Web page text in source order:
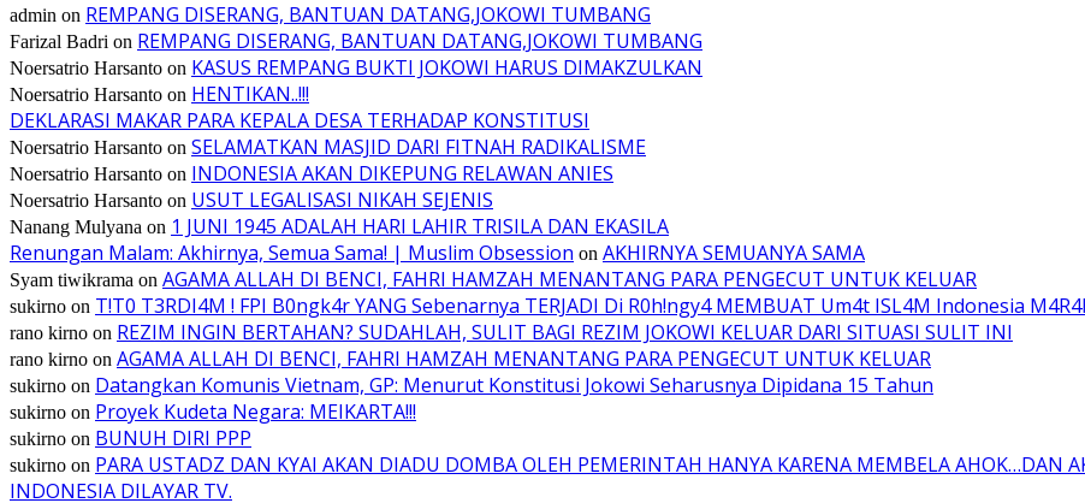
admin on REMPANG DISERANG, BANTUAN DATANG,JOKOWI TUMBANG
Farizal Badri on REMPANG DISERANG, BANTUAN DATANG,JOKOWI TUMBANG
Noersatrio Harsanto on KASUS REMPANG BUKTI JOKOWI HARUS DIMAKZULKAN
Noersatrio Harsanto on HENTIKAN..!!!
DEKLARASI MAKAR PARA KEPALA DESA TERHADAP KONSTITUSI
Noersatrio Harsanto on SELAMATKAN MASJID DARI FITNAH RADIKALISME
Noersatrio Harsanto on INDONESIA AKAN DIKEPUNG RELAWAN ANIES
Noersatrio Harsanto on USUT LEGALISASI NIKAH SEJENIS
Nanang Mulyana on 1 JUNI 1945 ADALAH HARI LAHIR TRISILA DAN EKASILA
Renungan Malam: Akhirnya, Semua Sama! | Muslim Obsession on AKHIRNYA SEMUANYA SAMA
Syam tiwikrama on AGAMA ALLAH DI BENCI, FAHRI HAMZAH MENANTANG PARA PENGECUT UNTUK KELUAR
sukirno on T!T0 T3RDI4M ! FPI B0ngk4r YANG Sebenarnya TERJADI Di R0h!ngy4 MEMBUAT Um4t ISL4M Indonesia
rano kirno on REZIM INGIN BERTAHAN? SUDAHLAH, SULIT BAGI REZIM JOKOWI KELUAR DARI SITUASI SULIT INI
rano kirno on AGAMA ALLAH DI BENCI, FAHRI HAMZAH MENANTANG PARA PENGECUT UNTUK KELUAR
sukirno on Datangkan Komunis Vietnam, GP: Menurut Konstitusi Jokowi Seharusnya Dipidana 15 Tahun
sukirno on Proyek Kudeta Negara: MEIKARTA!!!
sukirno on BUNUH DIRI PPP
sukirno on PARA USTADZ DAN KYAI AKAN DIADU DOMBA OLEH PEMERINTAH HANYA KARENA MEMBELA AHOK…DAN
INDONESIA DILAYAR TV.